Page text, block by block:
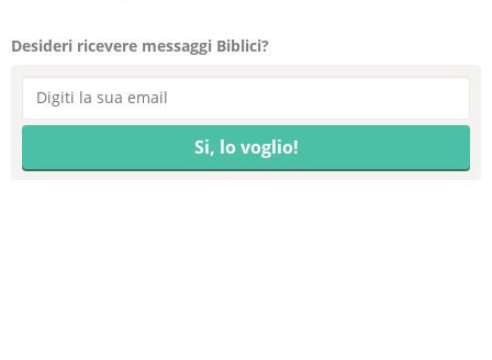
Desideri ricevere messaggi Biblici?